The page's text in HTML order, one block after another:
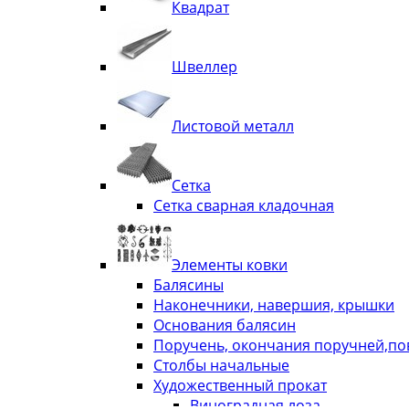
Квадрат
Швеллер
Листовой металл
Сетка
Сетка сварная кладочная
Элементы ковки
Балясины
Наконечники, навершия, крышки
Основания балясин
Поручень, окончания
Столбы начальные
Художественный прокат